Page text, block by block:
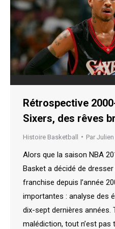
Rétrospective
Sixers, des rêves
Histoire Basketball Par
Alors que la saison NBA
Basket a décidé de
franchise depuis l’année
importantes : analyse des
dix-sept dernières années.
malédiction, tout n’est